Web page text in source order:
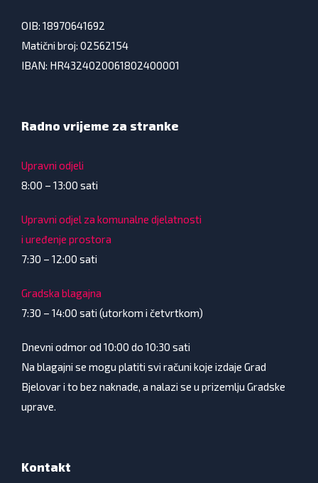
OIB: 18970641692
Matični broj: 02562154
IBAN: HR4324020061802400001
Radno vrijeme za stranke
Upravni odjeli
8:00 – 13:00 sati
Upravni odjel za komunalne djelatnosti
i uređenje prostora
7:30 – 12:00 sati
Gradska blagajna
7:30 – 14:00 sati (utorkom i četvrtkom)
Dnevni odmor od 10:00 do 10:30 sati
Na blagajni se mogu platiti svi računi koje izdaje Grad
Bjelovar i to bez naknade, a nalazi se u prizemlju Gradske
uprave.
Kontakt